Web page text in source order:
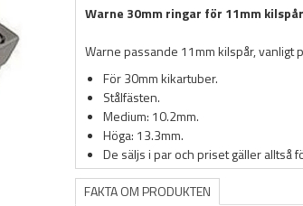
Warne 30mm ringar för 11mm
Warne passande 11mm kilspår, vanligt
För 30mm kikartuber.
Stålfästen.
Medium: 10.2mm.
Höga: 13.3mm.
De säljs i par och priset gäller alltså
FAKTA OM PRODUKTEN